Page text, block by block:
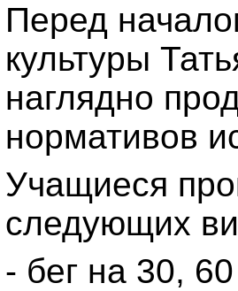
Перед
культуры
наглядно
нормативов
Учащиеся
следующих
- бег на 30,